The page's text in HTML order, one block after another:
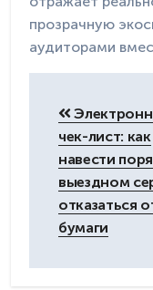
прозрачную
аудиторами
записям
чек-лист: как
навести
выездном
отказаться
бумаги